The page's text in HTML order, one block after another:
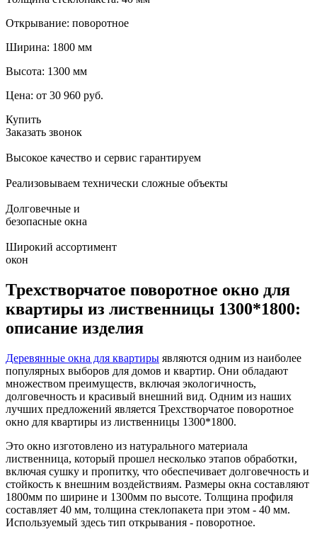
Открывание: поворотное
Ширина: 1800 мм
Высота: 1300 мм
Цена: от 30 960 руб.
Купить
Заказать звонок
Высокое качество и сервис гарантируем
Реализовываем технически сложные объекты
Долговечные и
безопасные окна
Широкий ассортимент
окон
Трехстворчатое поворотное окно для
квартиры из лиственницы 1300*1800:
описание изделия
Деревянные окна для квартиры являются одним из наиболее
популярных выборов для домов и квартир. Они обладают
множеством преимуществ, включая экологичность,
долговечность и красивый внешний вид. Одним из наших
лучших предложений является Трехстворчатое поворотное
окно для квартиры из лиственницы 1300*1800.
Это окно изготовлено из натурального материала
лиственница, который прошел несколько этапов обработки,
включая сушку и пропитку, что обеспечивает долговечность и
стойкость к внешним воздействиям. Размеры окна составляют
1800мм по ширине и 1300мм по высоте. Толщина профиля
составляет 40 мм, толщина стеклопакета при этом - 40 мм.
Используемый здесь тип открывания - поворотное.